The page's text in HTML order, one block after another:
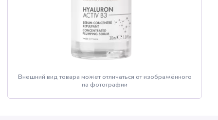
Внешний вид товара может отличаться от изображённого
на фотографии